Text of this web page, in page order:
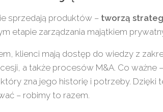
sprzedają produktów – tworzą
etapie zarządzania majątkiem
klienci mają dostęp do wiedzy z
a także procesów M&A. Co ważne
zna jego historię i potrzeby. Dzięki
– robimy to razem.